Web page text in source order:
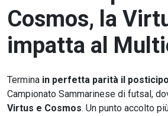
Cosmos, la
impatta al
Termina in perfetta parità il
Campionato Sammarinese di futsal,
Virtus e Cosmos. Un punto accolto